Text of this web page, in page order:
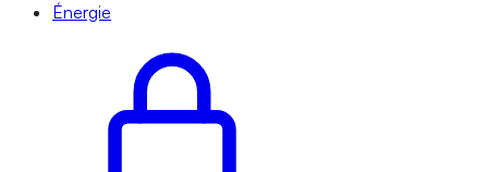
Énergie